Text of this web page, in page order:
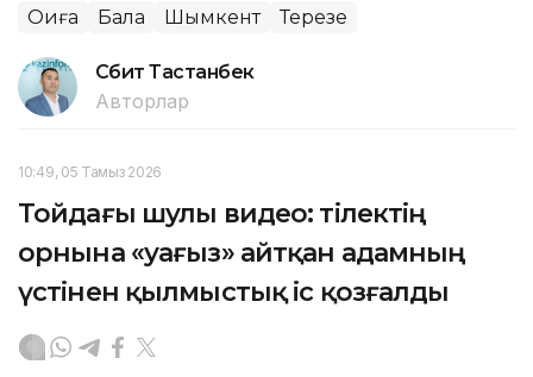
Оқиға Бала Шымкент Терезе
Сәбит Тастанбек
Авторлар
10:49, 05 Тамыз 2026
Тойдағы шулы видео: тілектің
орнына «уағыз» айтқан адамның
үстінен қылмыстық іс қозғалды